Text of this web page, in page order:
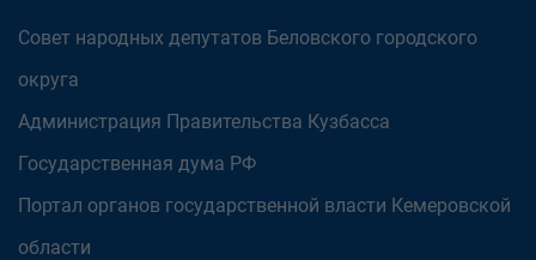
Совет народных депутатов Беловского городского
округа
Администрация Правительства Кузбасса
Государственная дума РФ
Портал органов государственной власти Кемеровской
области